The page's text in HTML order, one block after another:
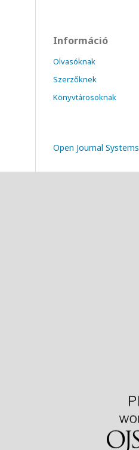
Információ
Olvasóknak
Szerzőknek
Könyvtárosoknak
Open Journal Systems